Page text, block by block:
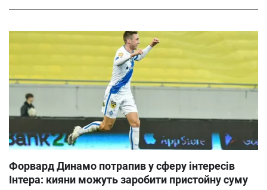
Форвард Динамо потрапив у сферу інтересів
Інтера: кияни можуть заробити пристойну суму